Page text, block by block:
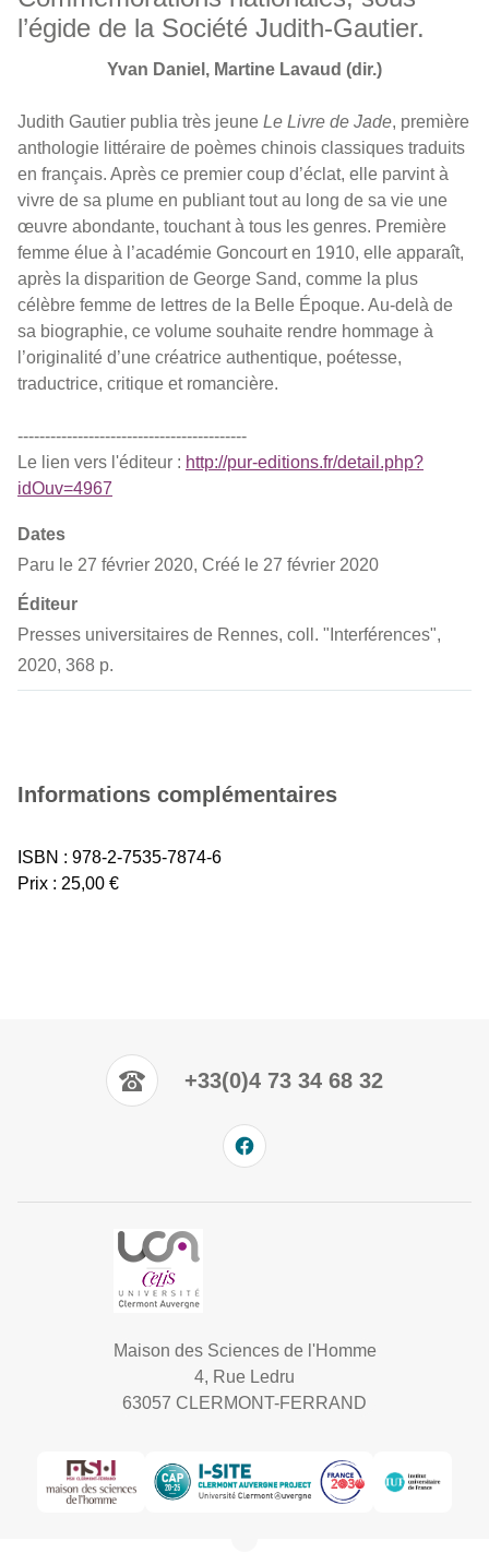
l’égide de la Société Judith-Gautier.
Yvan Daniel, Martine Lavaud (dir.)
Judith Gautier publia très jeune Le Livre de Jade, première
anthologie littéraire de poèmes chinois classiques traduits
en français. Après ce premier coup d’éclat, elle parvint à
vivre de sa plume en publiant tout au long de sa vie une
œuvre abondante, touchant à tous les genres. Première
femme élue à l’académie Goncourt en 1910, elle apparaît,
après la disparition de George Sand, comme la plus
célèbre femme de lettres de la Belle Époque. Au-delà de
sa biographie, ce volume souhaite rendre hommage à
l’originalité d’une créatrice authentique, poétesse,
traductrice, critique et romancière.
------------------------------------------
Le lien vers l'éditeur : http://pur-editions.fr/detail.php?
idOuv=4967
Dates
Paru le 27 février 2020, Créé le 27 février 2020
Éditeur
Presses universitaires de Rennes, coll. "Interférences",
2020, 368 p.
Informations complémentaires
ISBN : 978-2-7535-7874-6
Prix : 25,00 €
+33(0)4 73 34 68 32
Maison des Sciences de l'Homme
4, Rue Ledru
63057 CLERMONT-FERRAND